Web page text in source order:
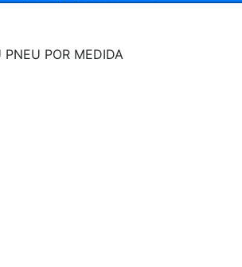
PNEU POR MEDIDA